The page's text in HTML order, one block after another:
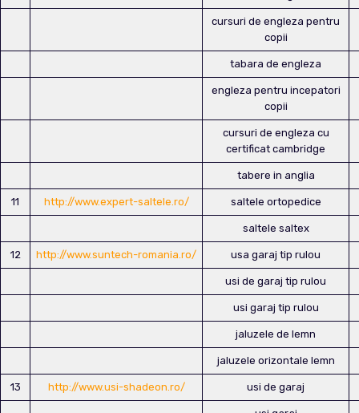
cursuri de engleza pentru
copii
tabara de engleza
engleza pentru incepatori
copii
cursuri de engleza cu
certificat cambridge
tabere in anglia
11 http://www.expert-saltele.ro/ saltele ortopedice
saltele saltex
12 http://www.suntech-romania.ro/ usa garaj tip rulou
usi de garaj tip rulou
usi garaj tip rulou
jaluzele de lemn
jaluzele orizontale lemn
13 http://www.usi-shadeon.ro/ usi de garaj